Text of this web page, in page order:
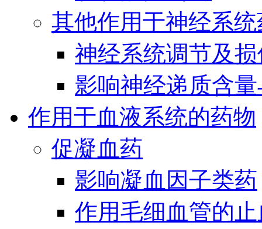
其他作用于神经系统
神经系统调节及
影响神经递质含
作用于血液系统的药物
促凝血药
影响凝血因子类药
作用毛细血管的